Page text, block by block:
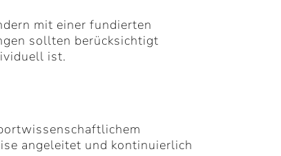
mit einer fundierten
sollten berücksichtigt
ist.
angeleitet und kontinuierlich